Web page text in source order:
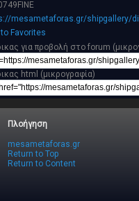
mesametaforas.gr/shipgallery/
Favorites
για προβολή στο forum
html (μικρογραφία)
Πλοήγηση
mesametaforas.gr
Return to Top
Return to Content